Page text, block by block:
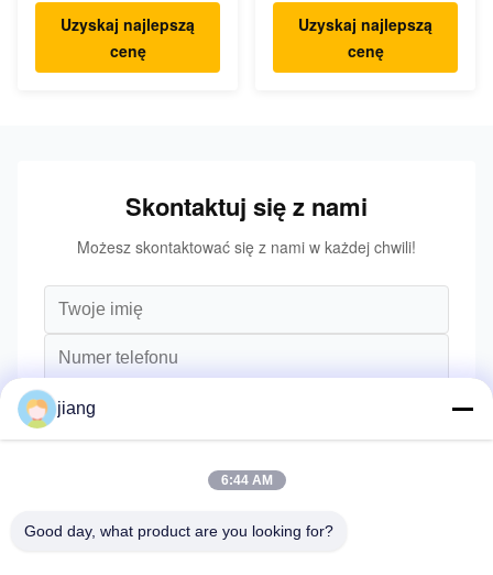
Mały promień skrętu
Uzyskaj najlepszą
cenę
1,5 Ton 3m -
wysokość
podnoszenia 6m
Uzyskaj najlepszą
cenę
Skontaktuj się z nami
Możesz skontaktować się z nami w każdej chwili!
jiang
6:44 AM
Good day, what product are you looking for?